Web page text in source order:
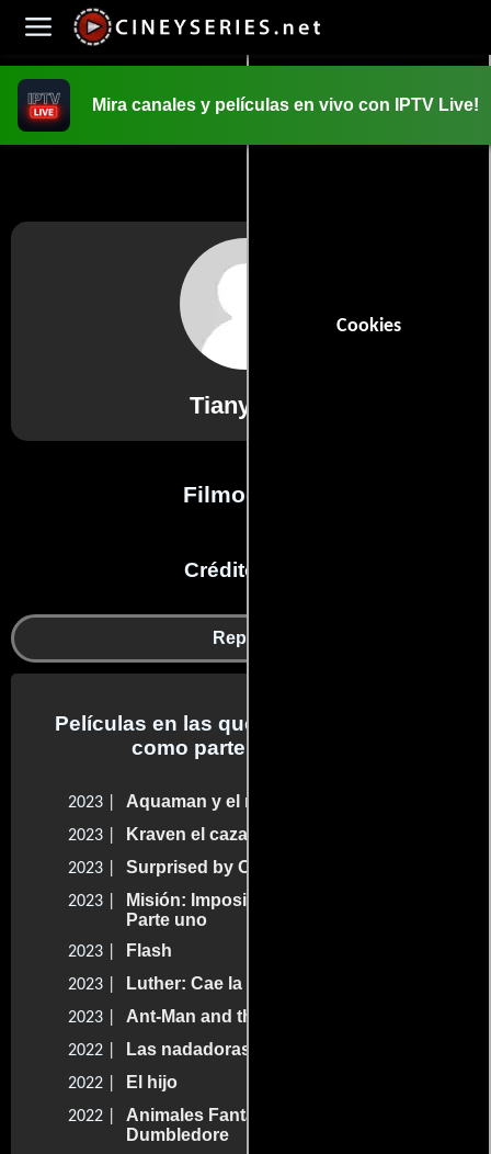
Cookies
Mira canales y películas en vivo con IPTV Live!
Tianyi Kiy
Filmografía
Créditos en:
Reparto
Películas en las que Tianyi Kiy trabajo
como parte del reparto
2023 | Aquaman y el reino perdido
2023 | Kraven el cazador
2023 | Surprised by Oxford
2023 |
Misión: Imposible - Sentencia mortal -
Parte uno
2023 | Flash
2023 | Luther: Cae la noche
2023 | Ant-Man and the Wasp: Quantumania
2022 | Las nadadoras
2022 | El hijo
2022 |
Animales Fantásticos: Los Secretos de
Dumbledore